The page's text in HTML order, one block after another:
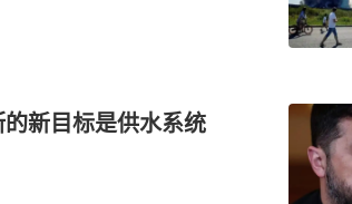
新目标是供水系统